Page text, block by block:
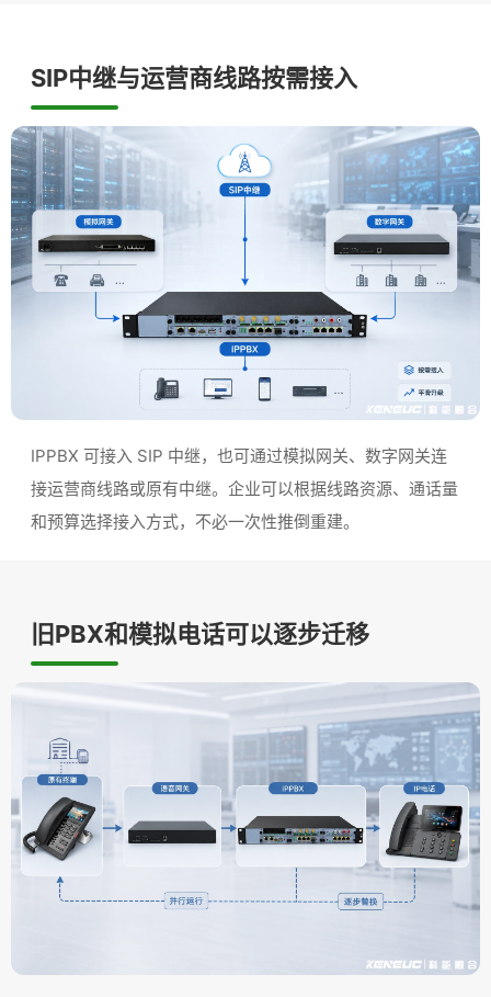
SIP中继与运营商线路按需接入
IPPBX 可接入 SIP 中继，也可通过模拟网关、数字网关连
接运营商线路或原有中继。企业可以根据线路资源、通话量
和预算选择接入方式，不必一次性推倒重建。
旧PBX和模拟电话可以逐步迁移